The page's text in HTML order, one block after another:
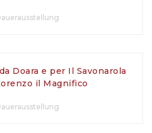
Doara e per Il Savonarola
il Magnifico